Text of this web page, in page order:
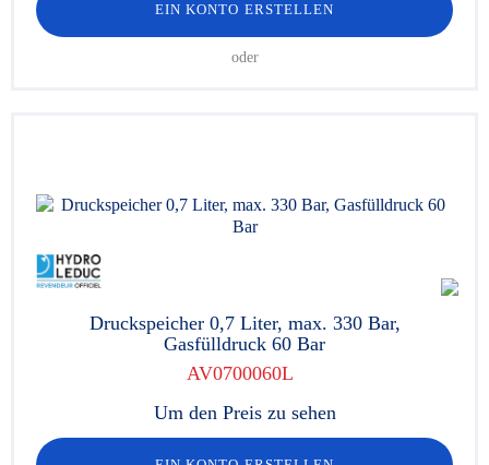
EIN KONTO ERSTELLEN
oder
Druckspeicher 0,7 Liter, max. 330 Bar,
Gasfülldruck 60 Bar
AV0700060L
Um den Preis zu sehen